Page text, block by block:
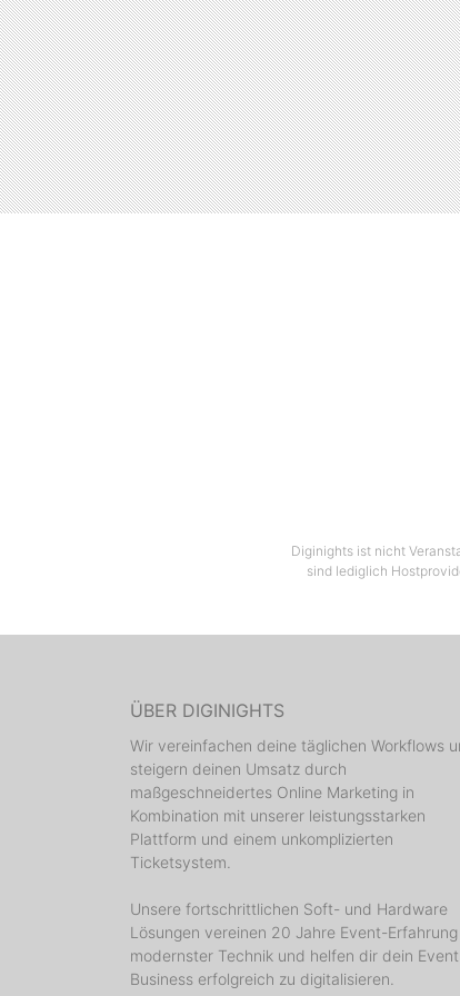
Diginights ist nicht
sind lediglich
ÜBER DIGINIGHTS
Wir vereinfachen deine täglichen Workflows
steigern deinen Umsatz durch
maßgeschneidertes Online Marketing in
Kombination mit unserer leistungsstarken
Plattform und einem unkomplizierten
Ticketsystem.
Unsere fortschrittlichen Soft- und Hardware
Lösungen vereinen 20 Jahre Event-
modernster Technik und helfen dir dein Event
Business erfolgreich zu digitalisieren.